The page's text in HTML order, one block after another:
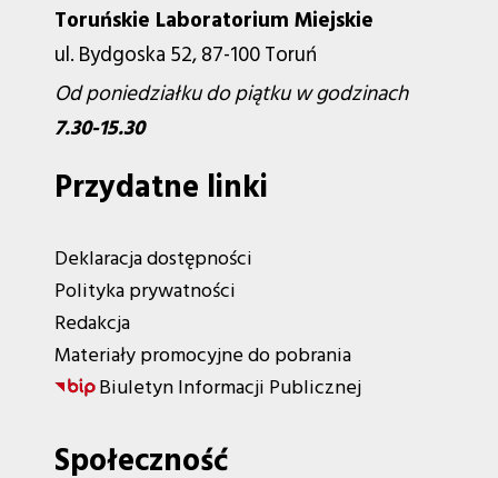
Toruńskie Laboratorium Miejskie
ul. Bydgoska 52, 87-100 Toruń
Od poniedziałku do piątku w godzinach
7.30-15.30
Przydatne linki
Deklaracja dostępności
Polityka prywatności
Redakcja
Materiały promocyjne do pobrania
Biuletyn Informacji Publicznej
Społeczność